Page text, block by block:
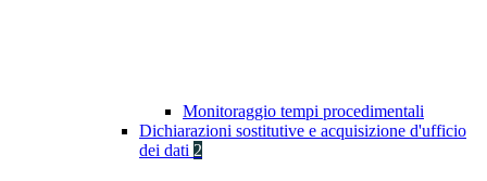
Monitoraggio tempi procedimentali
Dichiarazioni sostitutive e acquisizione d'ufficio
dei dati 2